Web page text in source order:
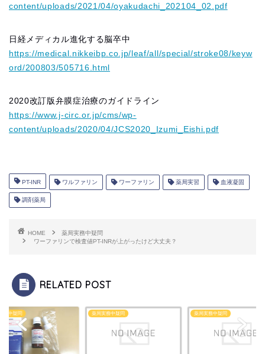
content/uploads/2021/04/oyakudachi_202104_02.pdf
日経メディカル進化する脳卒中
https://medical.nikkeibp.co.jp/leaf/all/special/stroke08/keyw
ord/200803/505716.html
2020改訂版弁膜症治療のガイドライン
https://www.j-circ.or.jp/cms/wp-
content/uploads/2020/04/JCS2020_Izumi_Eishi.pdf
PT-INR ワルファリン ワーファリン 薬局実習 血液凝固
調剤薬局
HOME
薬局実務中疑問
ワーファリンで検査値PT-INRが上がったけど大丈夫？
RELATED POST
務中疑問 薬局実務中疑問 薬局実務中疑問